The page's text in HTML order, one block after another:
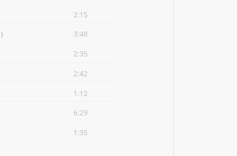
2:15
3:48
2:35
2:42
1:12
6:29
1:35